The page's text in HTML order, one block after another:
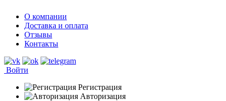
О компании
Доставка и оплата
Отзывы
Контакты
Войти
Регистрация
Авторизация